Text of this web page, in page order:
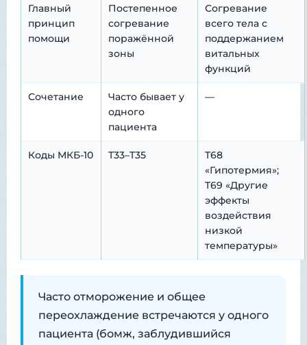
Главный
принцип
помощи
Постепенное
согревание
поражённой
зоны
Согревание
всего тела с
поддержанием
витальных
функций
Сочетание
Часто бывает у
одного
пациента
—
Коды МКБ-10 T33–T35
T68
«Гипотермия»;
T69 «Другие
эффекты
воздействия
низкой
температуры»
Часто отморожение и общее
переохлаждение встречаются у одного
пациента (бомж, заблудившийся